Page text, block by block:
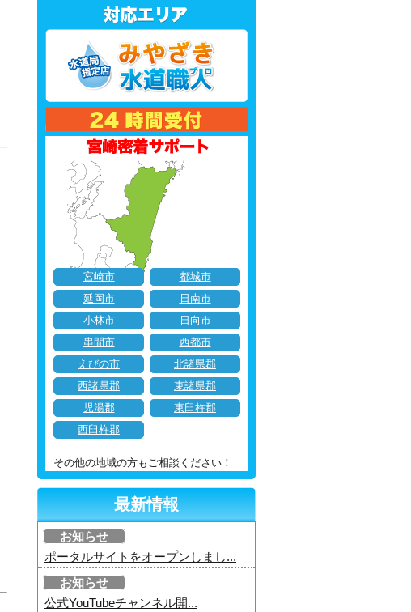
宮崎市
都城市
延岡市
日南市
小林市
日向市
串間市
西都市
えびの市
北諸県郡
西諸県郡
東諸県郡
児湯郡
東臼杵郡
西臼杵郡
その他の地域の方もご相談ください！
最新情報
お知らせ
ポータルサイトをオープンしまし...
お知らせ
公式YouTubeチャンネル開...